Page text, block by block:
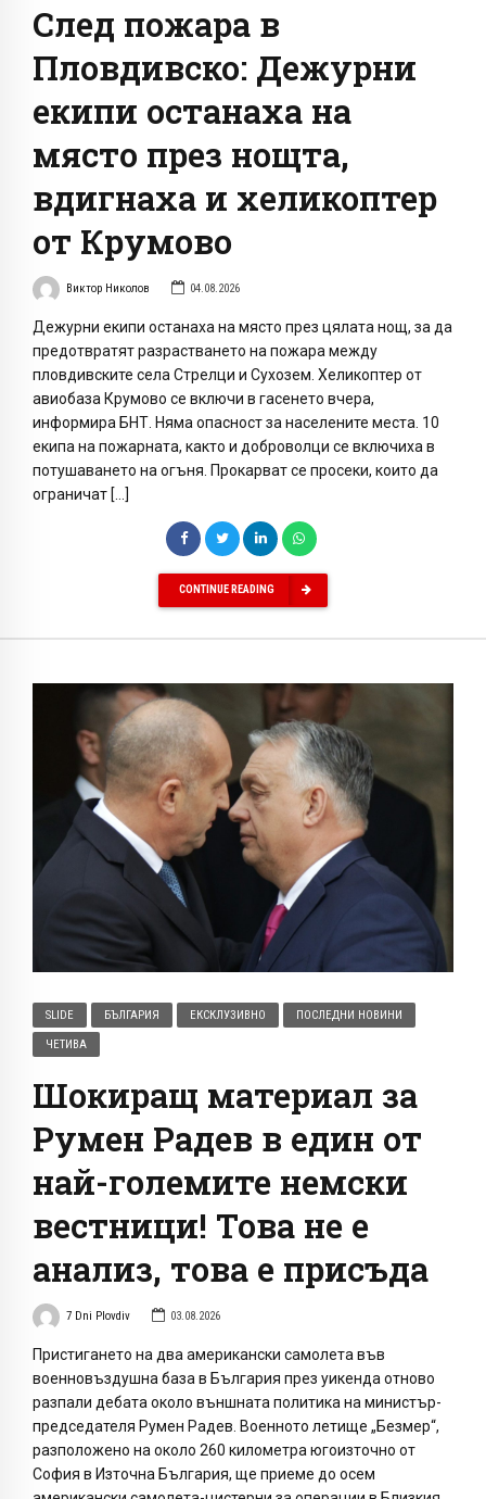
След пожара в
Пловдивско: Дежурни
екипи останаха на
място през нощта,
вдигнаха и хеликоптер
от Крумово
Виктор Николов 04.08.2026
Дежурни екипи останаха на място през цялата нощ, за да
предотвратят разрастването на пожара между
пловдивските села Стрелци и Сухозем. Хеликоптер от
авиобаза Крумово се включи в гасенето вчера,
информира БНТ. Няма опасност за населените места. 10
екипа на пожарната, както и доброволци се включиха в
потушаването на огъня. Прокарват се просеки, които да
ограничат […]
CONTINUE READING
SLIDE БЪЛГАРИЯ ЕКСКЛУЗИВНО ПОСЛЕДНИ НОВИНИ
ЧЕТИВА
Шокиращ материал за
Румен Радев в един от
най-големите немски
вестници! Това не е
анализ, това е присъда
7 Dni Plovdiv 03.08.2026
Пристигането на два американски самолета във
военновъздушна база в България през уикенда отново
разпали дебата около външната политика на министър-
председателя Румен Радев. Военното летище „Безмер“,
разположено на около 260 километра югоизточно от
София в Източна България, ще приеме до осем